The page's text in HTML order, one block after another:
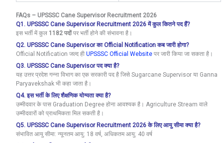
FAQs – UPSSSC Cane Supervisor Recruitment 2026
Q1. UPSSSC Cane Supervisor Recruitment 2026 में कुल कितने पद हैं?
इस भर्ती में कुल 1182 पदोंपर भर्ती होने की संभावना है।
Q2. UPSSSC Cane Supervisor का Official Notification कब जारी होगा?
Official Notification जल्द हीUPSSSC Official Website पर जारी किया जा सकता है।
Q3. UPSSSC Cane Supervisor पद क्या है?
यह उत्तर प्रदेश गन्ना विभाग का एक सरकारी पद है जिसे Sugarcane Supervisor या Ganna
Paryavekshak भी कहा जाता है।
Q4. इस भर्ती के लिए शैक्षणिक योग्यता क्या है?
उम्मीदवार के पास Graduation Degree होना आवश्यक है। Agriculture Stream वाले
उम्मीदवारों को प्राथमिकता मिल सकती है।
Q5. UPSSSC Cane Supervisor Recruitment 2026 के लिए आयु सीमा क्या है?
संभावित आयु सीमा: न्यूनतम आयु: 18 वर्ष, अधिकतम आयु: 40 वर्ष